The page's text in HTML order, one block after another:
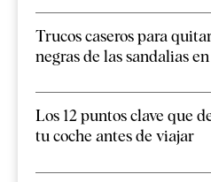
Trucos caseros para
negras de las sandalias
Los 12 puntos clave que
tu coche antes de viajar